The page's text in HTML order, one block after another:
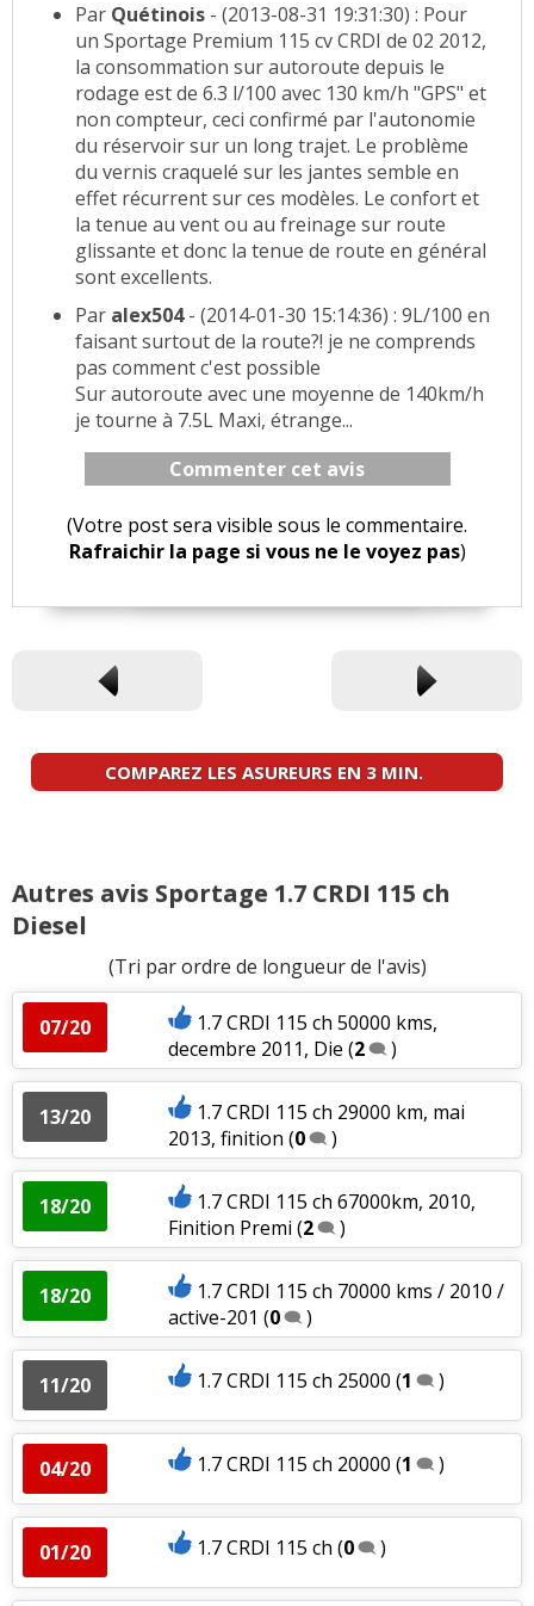
Par Quétinois - (2013-08-31 19:31:30) : Pour
un Sportage Premium 115 cv CRDI de 02 2012,
la consommation sur autoroute depuis le
rodage est de 6.3 l/100 avec 130 km/h "GPS" et
non compteur, ceci confirmé par l'autonomie
du réservoir sur un long trajet. Le problème
du vernis craquelé sur les jantes semble en
effet récurrent sur ces modèles. Le confort et
la tenue au vent ou au freinage sur route
glissante et donc la tenue de route en général
sont excellents.
Par alex504- (2014-01-30 15:14:36) : 9L/100 en
faisant surtout de la route?! je ne comprends
pas comment c'est possible
Sur autoroute avec une moyenne de 140km/h
je tourne à 7.5L Maxi, étrange...
Commenter cet avis
(Votre post sera visible sous le commentaire.
Rafraichir la page si vous ne le voyez pas)
COMPAREZ LES ASUREURS EN 3 MIN.
Autres avis Sportage 1.7 CRDI 115 ch
Diesel
(Tri par ordre de longueur de l'avis)
07/20
1.7 CRDI 115 ch 50000 kms,
decembre 2011, Die (2 )
13/20
1.7 CRDI 115 ch 29000 km, mai
2013, finition (0 )
18/20
1.7 CRDI 115 ch 67000km, 2010,
Finition Premi (2 )
18/20
1.7 CRDI 115 ch 70000 kms / 2010 /
active-201 (0 )
11/20 1.7 CRDI 115 ch 25000 (1 )
04/20 1.7 CRDI 115 ch 20000 (1 )
01/20 1.7 CRDI 115 ch (0 )